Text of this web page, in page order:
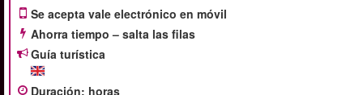
Se acepta vale electrónico en móvil
Ahorra tiempo – salta las filas
Guía turística
Duración: horas